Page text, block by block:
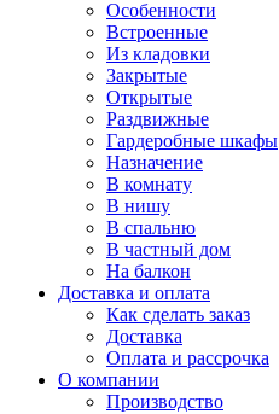
Особенности
Встроенные
Из кладовки
Закрытые
Открытые
Раздвижные
Гардеробные шкафы
Назначение
В комнату
В нишу
В спальню
В частный дом
На балкон
Доставка и оплата
Как сделать заказ
Доставка
Оплата и рассрочка
О компании
Производство